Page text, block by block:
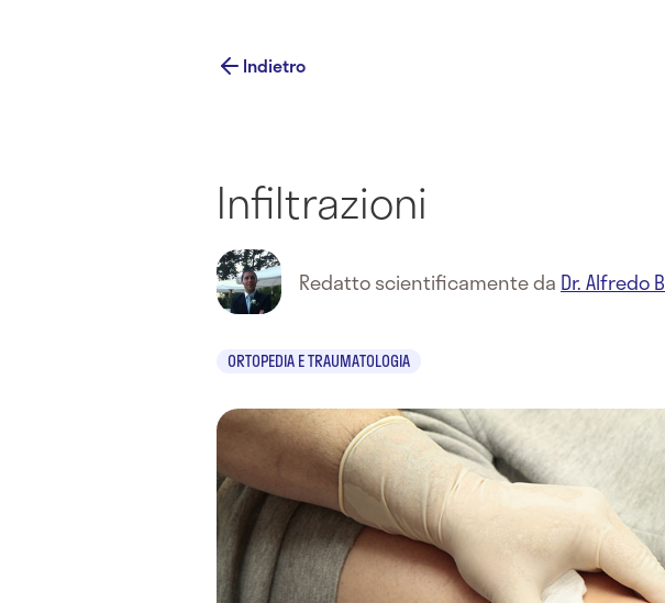
Indietro
Infiltrazioni
Redatto scientificamente da Dr. Alfredo
ORTOPEDIA E TRAUMATOLOGIA